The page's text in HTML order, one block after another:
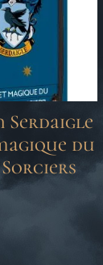
Serdaigle
du
Sorciers